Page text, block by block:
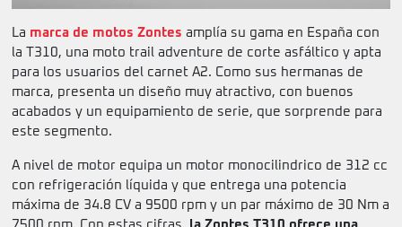
La marca de motos Zontes amplía su gama en España con
la T310, una moto trail adventure de corte asfáltico y apta
para los usuarios del carnet A2. Como sus hermanas de
marca, presenta un diseño muy atractivo, con buenos
acabados y un equipamiento de serie, que sorprende para
este segmento.
A nivel de motor equipa un motor monocilindrico de 312 cc
con refrigeración líquida y que entrega una potencia
máxima de 34.8 CV a 9500 rpm y un par máximo de 30 Nm a